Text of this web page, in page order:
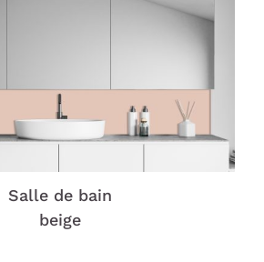
Salle de bain
beige